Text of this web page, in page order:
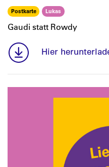
Postkarte Lukas
Gaudi statt Rowdy
Hier